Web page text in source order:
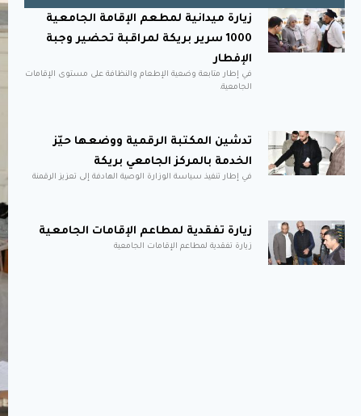
زيارة ميدانية لمطعم الإقامة الجامعية
1000 سرير بريكة لمراقبة تحضير وجبة
الإفطار
في إطار متابعة وضعية الإطعام والنظافة على مستوى الإقامات
الجامعية،
تدشين المكتبة الرقمية ووضعها حيّز
الخدمة بالمركز الجامعي بريكة
في إطار تنفيذ سياسة الوزارة الوصية الهادفة إلى تعزيز الرقمنة
زيارة تفقدية لمطاعم الإقامات الجامعية
زيارة تفقدية لمطاعم الإقامات الجامعية